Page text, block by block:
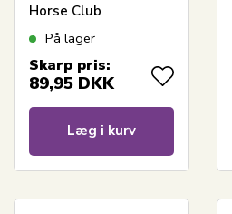
Horse Club
På lager
Skarp pris:
89,95 DKK
Læg i kurv